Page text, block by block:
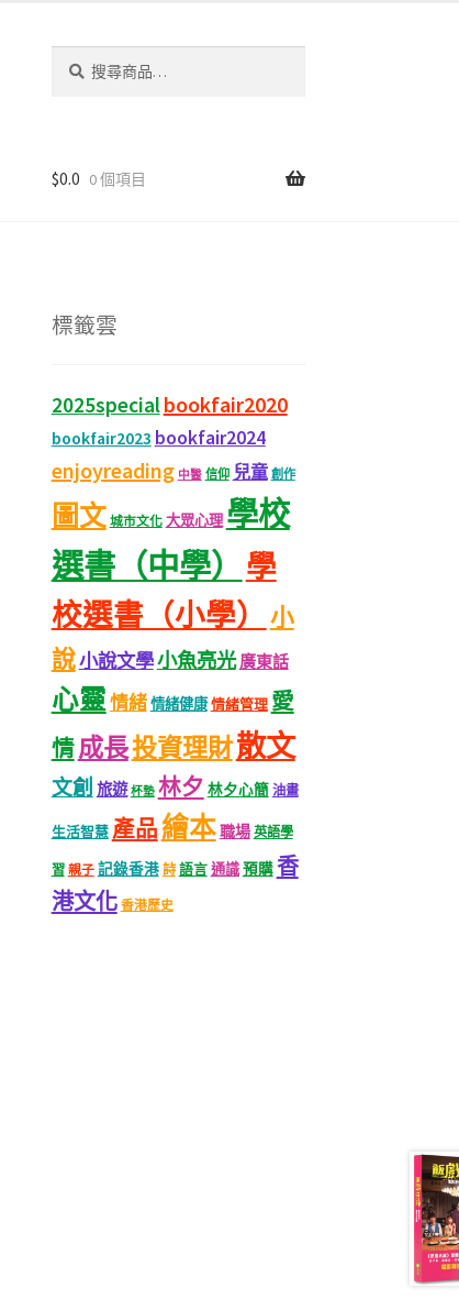
$0.0 0 個項目
標籤雲
2025specialbookfair2020
bookfair2023 bookfair2024
enjoyreading 中醫 信仰 兒童 創作
圖文 城市文化 大眾心理 學校
選書（中學）
學
校選書（小學）
小
說小說文學小魚亮光廣東話
心靈情緒情緒健康情緒管理 愛
情成長投資理財散文
文創 旅遊 杯墊 林夕 林夕心簡 油畫
生活智慧 產品繪本職場 英語學
習 親子 記錄香港 詩 語言通識預購香
港文化 香港歷史